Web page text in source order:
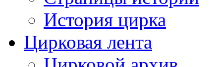
История цирка
Цирковая лента